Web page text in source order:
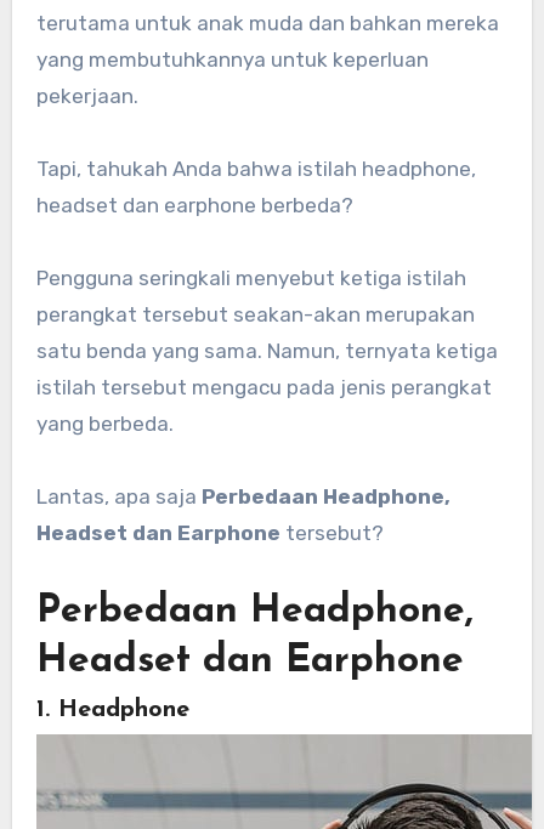
terutama untuk anak muda dan bahkan mereka
yang membutuhkannya untuk keperluan
pekerjaan.
Tapi, tahukah Anda bahwa istilah headphone,
headset dan earphone berbeda?
Pengguna seringkali menyebut ketiga istilah
perangkat tersebut seakan-akan merupakan
satu benda yang sama. Namun, ternyata ketiga
istilah tersebut mengacu pada jenis perangkat
yang berbeda.
Lantas, apa saja Perbedaan Headphone,
Headset dan Earphone tersebut?
Perbedaan Headphone,
Headset dan Earphone
1. Headphone